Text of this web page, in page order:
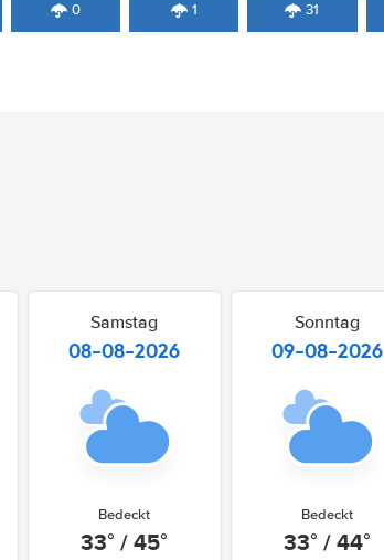
0 1 31
Samstag
08-08-2026
Bedeckt
33° / 45°
Sonntag
09-08-2026
Bedeckt
33° / 44°